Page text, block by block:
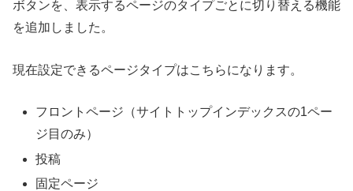
ボタンを、表示するページのタイプごとに切り替える機能
を追加しました。
現在設定できるページタイプはこちらになります。
フロントページ（サイトトップインデックスの1ペー
ジ目のみ）
投稿
固定ページ